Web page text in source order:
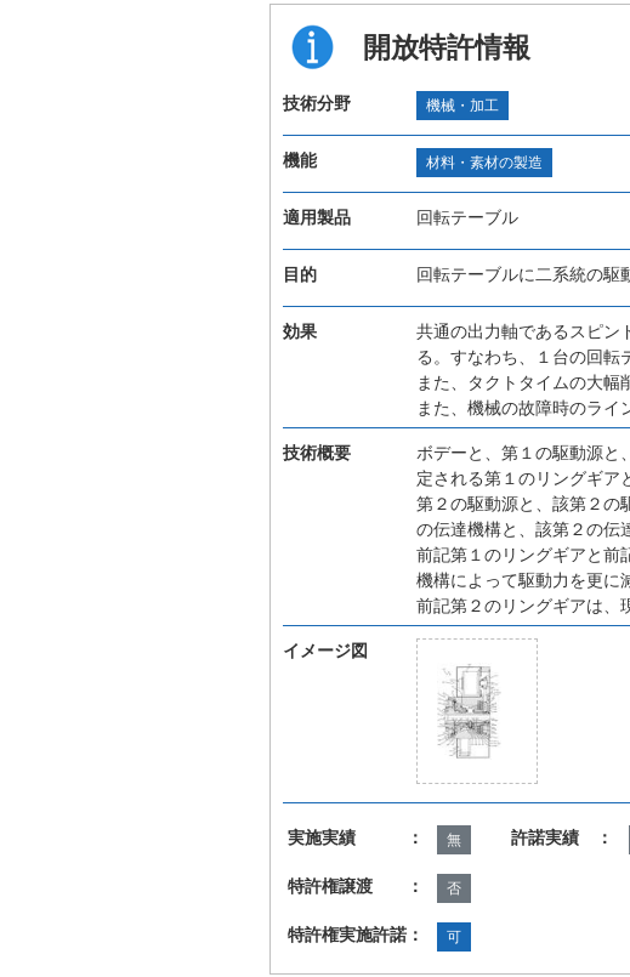
開放特許情報
技術分野 機械・加工
機能 材料・素材の製造
適用製品 回転テーブル
目的 回転テーブルに二系統の駆
効果
共通の出力軸であるスピン
る。すなわち、１台の回転
また、タクトタイムの大幅
また、機械の故障時のライ
技術概要
ボデーと、第１の駆動源と
定される第１のリングギア
第２の駆動源と、該第２の
の伝達機構と、該第２の伝
前記第１のリングギアと前
機構によって駆動力を更に
前記第２のリングギアは、
イメージ図
実施実績 ： 無 許諾実績 ：
特許権譲渡 ： 否
特許権実施許諾： 可